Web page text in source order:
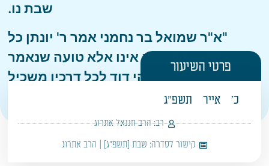
שבת נו.
"א"ר שמואל בר נחמני אמר ר' יונתן כל
האומר דוד חטא אינו אלא טועה שנאמר
שמואל א יח, יד
) ויהי דוד לכל דרכיו משכיל
פרטי השיעור
כ' אייר תשפ"ג
רב: הרב חננאל אתרוג
קישור לסדרה: שבת [תשפ"ג] | הרב אתרוג